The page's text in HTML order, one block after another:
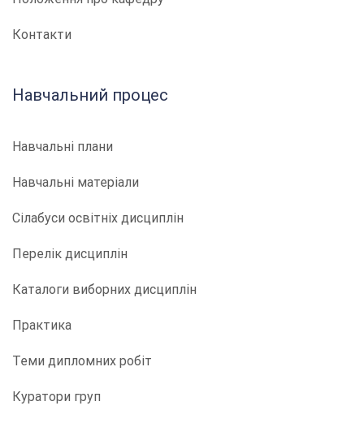
Контакти
Навчальний процес
Навчальні плани
Навчальні матеріали
Сілабуси освітніх дисциплін
Перелік дисциплін
Каталоги виборних дисциплін
Практика
Теми дипломних робіт
Куратори груп